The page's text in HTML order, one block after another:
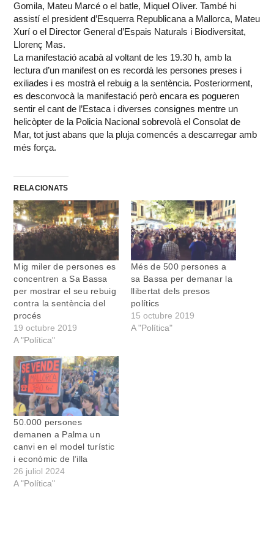
Gomila, Mateu Marcé o el batle, Miquel Oliver. També hi
assistí el president d’Esquerra Republicana a Mallorca, Mateu
Xurí o el Director General d’Espais Naturals i Biodiversitat,
Llorenç Mas.
La manifestació acabà al voltant de les 19.30 h, amb la
lectura d’un manifest on es recordà les persones preses i
exiliades i es mostrà el rebuig a la sentència. Posteriorment,
es desconvocà la manifestació però encara es pogueren
sentir el cant de l’Estaca i diverses consignes mentre un
helicòpter de la Policia Nacional sobrevolà el Consolat de
Mar, tot just abans que la pluja comencés a descarregar amb
més força.
RELACIONATS
Mig miler de persones es
concentren a Sa Bassa
per mostrar el seu rebuig
contra la sentència del
procés
19 octubre 2019
A "Política"
Més de 500 persones a
sa Bassa per demanar la
llibertat dels presos
polítics
15 octubre 2019
A "Política"
50.000 persones
demanen a Palma un
canvi en el model turístic
i econòmic de l’illa
26 juliol 2024
A "Política"